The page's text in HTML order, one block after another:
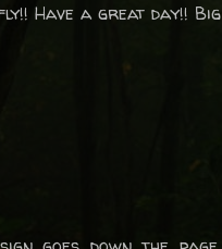
Have a great day!! Big